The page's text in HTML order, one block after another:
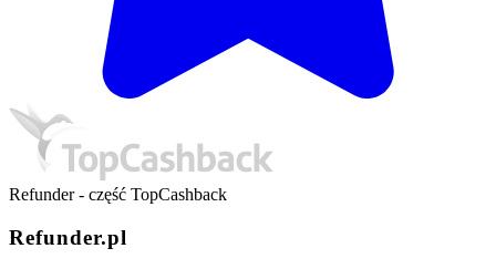
Refunder - część TopCashback
Refunder.pl